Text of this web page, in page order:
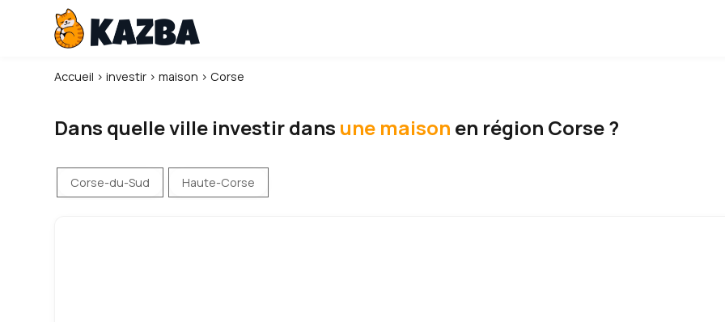
Accueil ›investir ›maison ›Corse
Dans quelle ville investir dans une maison en région Corse ?
Corse-du-Sud Haute-Corse